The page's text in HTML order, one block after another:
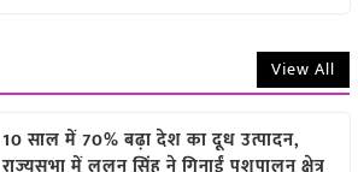
View All
10 साल में 70% बढ़ा देश का दूध उत्पादन,